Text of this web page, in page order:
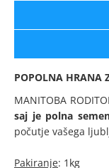
POPOLNA HRANA
MANITOBA
saj je polna
počutje vašega
Pakiranje: 1kg